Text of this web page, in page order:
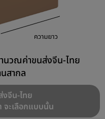
นวณค่าขนส่งจีน-ไทย
สากล
งจีน-ไทย
จะเลือกแบบนั้น